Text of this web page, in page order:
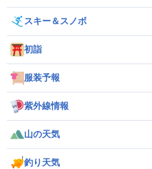
スキー＆スノボ
初詣
服装予報
紫外線情報
山の天気
釣り天気